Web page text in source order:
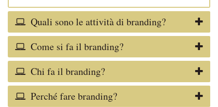
Quali sono le attività di branding?
Come si fa il branding?
Chi fa il branding?
Perché fare branding?